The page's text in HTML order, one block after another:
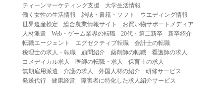
（３）当社または第三者の著作権等の知的財産権、プライ
バシー、その他の権利を侵害する行為
（４）当社または第三者を誹謗中傷する行為
（５）当社または第三者に不利益を与える行為
（６）営利を目的とした行為
（７）政治・選挙・宗教活動またはそれらに類する行為
（８）本サービスの運営を妨害する行為
ティーンマーケティング支援
大学生活情報
働く女性の生活情報
雑誌・書籍・ソフト
ウエディング情報
世界遺産検定
総合農業情報サイト
お買い物サポートメディア
人材派遣
Web・ゲーム業界の転職 20代・第二新卒
新卒紹介
転職エージェント
エグゼクティブ転職
会計士の転職
税理士の求人・転職
顧問紹介 薬剤師の転職
看護師の求人
コメディカル求人
医師の転職・求人
保育士の求人
無期雇用派遣
介護の求人 外国人材の紹介
研修サービス
発送代行
健康経営
障害者に特化した求人紹介サービス